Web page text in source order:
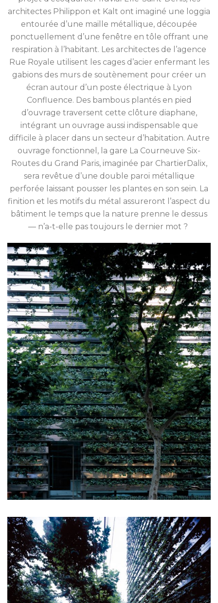
architectes Philippon et Kalt ont imaginé une loggia
entourée d’une maille métallique, découpée
ponctuellement d’une fenêtre en tôle offrant une
respiration à l’habitant. Les architectes de l’agence
Rue Royale utilisent les cages d’acier enfermant les
gabions des murs de soutènement pour créer un
écran autour d’un poste électrique à Lyon
Confluence. Des bambous plantés en pied
d’ouvrage traversent cette clôture diaphane,
intégrant un ouvrage aussi indispensable que
difficile à placer dans un secteur d’habitation. Autre
ouvrage fonctionnel, la gare La Courneuve Six-
Routes du Grand Paris, imaginée par ChartierDalix,
sera revêtue d’une double paroi métallique
perforée laissant pousser les plantes en son sein. La
finition et les motifs du métal assureront l’aspect du
bâtiment le temps que la nature prenne le dessus
— n’a-t-elle pas toujours le dernier mot ?